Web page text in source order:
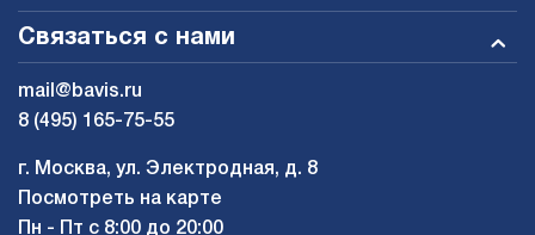
Связаться с нами
mail@bavis.ru
8 (495) 165-75-55
г. Москва, ул. Электродная, д. 8
Посмотреть на карте
Пн - Пт с 8:00 до 20:00